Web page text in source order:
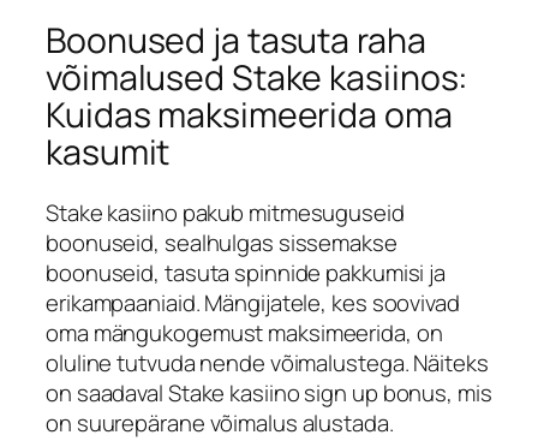
Boonused ja tasuta raha
võimalused Stake kasiinos:
Kuidas maksimeerida oma
kasumit
Stake kasiino pakub mitmesuguseid
boonuseid, sealhulgas sissemakse
boonuseid, tasuta spinnide pakkumisi ja
erikampaaniaid. Mängijatele, kes soovivad
oma mängukogemust maksimeerida, on
oluline tutvuda nende võimalustega. Näiteks
on saadavalStake kasiino sign up bonus, mis
on suurepärane võimalus alustada.